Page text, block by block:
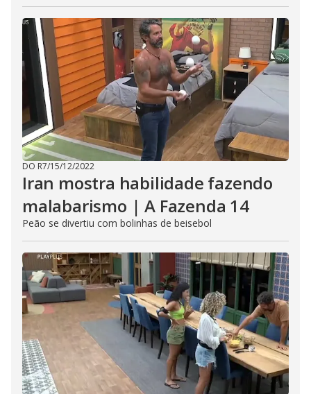
DO R7/15/12/2022
Iran mostra habilidade fazendo
malabarismo | A Fazenda 14
Peão se divertiu com bolinhas de beisebol